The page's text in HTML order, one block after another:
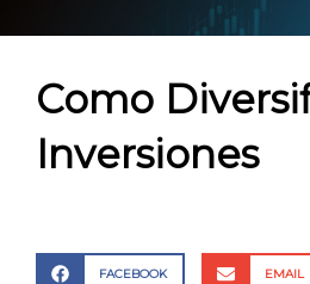
Como
Inversiones
FACEBOOK EMAIL